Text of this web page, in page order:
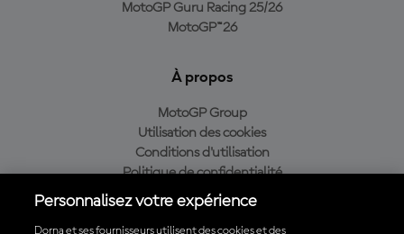
MotoGP Guru Racing 25/26
MotoGP™26
À propos
MotoGP Group
Utilisation des cookies
Conditions d'utilisation
Politique de confidentialité
Politique d’achat
Personnalisez votre expérience
Dorna et ses fournisseurs utilisent des cookies et des